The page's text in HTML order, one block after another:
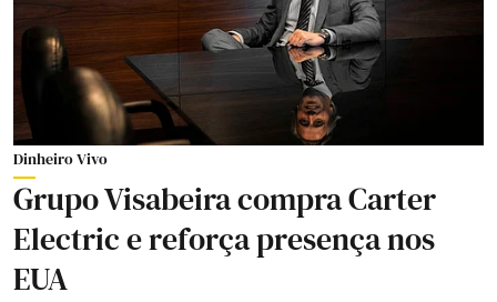
Dinheiro Vivo
Grupo Visabeira compra Carter
Electric e reforça presença nos
EUA